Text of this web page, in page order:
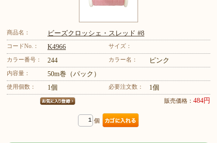
商品名： ビーズクロッシェ・スレッド #8
コードNo.： K4966
サイズ：
カラー番号：
244 カラー名： ピンク
内容量： 50m巻（パック）
使用個数： 1個 必要注文数： 1個
販売価格： 484円
個